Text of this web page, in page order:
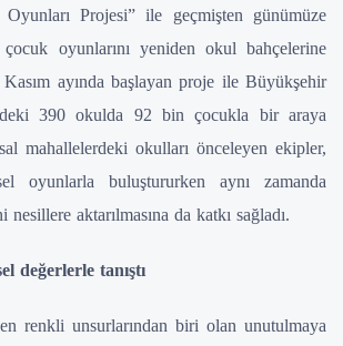
Projesi” ile geçmişten günümüze
oyunlarını yeniden okul bahçelerine
Kasım ayında başlayan proje ile Büyükşehir
390 okulda 92 bin çocukla bir araya
mahallelerdeki okulları önceleyen ekipler,
oyunlarla buluştururken aynı zamanda
aktarılmasına da katkı sağladı.
değerlerle tanıştı
renkli unsurlarından biri olan unutulmaya